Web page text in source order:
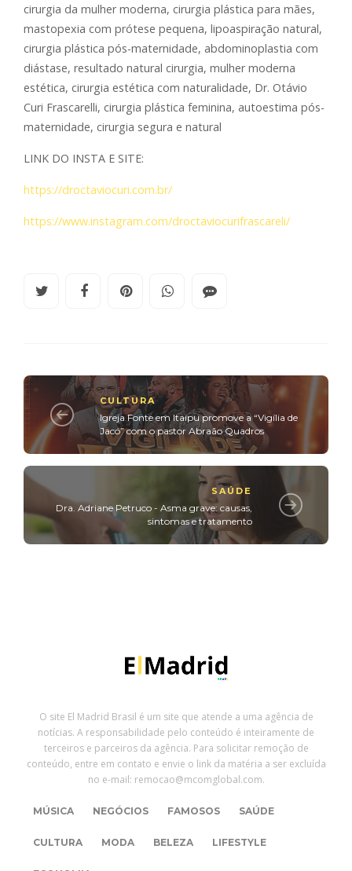
cirurgia da mulher moderna, cirurgia plástica para mães,
mastopexia com prótese pequena, lipoaspiração natural,
cirurgia plástica pós-maternidade, abdominoplastia com
diástase, resultado natural cirurgia, mulher moderna
estética, cirurgia estética com naturalidade, Dr. Otávio
Curi Frascarelli, cirurgia plástica feminina, autoestima pós-
maternidade, cirurgia segura e natural
LINK DO INSTA E SITE:
https://droctaviocuri.com.br/
https://www.instagram.com/droctaviocurifrascareli/
CULTURA
Igreja Fonte em Itaipu promove a “Vigília de
Jacó” com o pastor Abraão Quadros
SAÚDE
Dra. Adriane Petruco - Asma grave: causas,
sintomas e tratamento
O site El Madrid Brasil é um site que atende a uma agência de
notícias. A responsabilidade pelo conteúdo é inteiramente de
terceiros e parceiros da agência. Para solicitar remoção de
conteúdo, entre em contato e envie o link da matéria a ser excluída
no e-mail: remocao@mcomglobal.com.
MÚSICA NEGÓCIOS FAMOSOS SAÚDE
CULTURA MODA BELEZA LIFESTYLE